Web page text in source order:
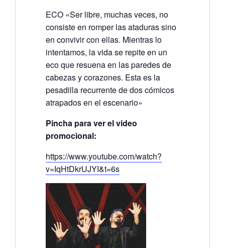
ECO «Ser libre, muchas veces, no
consiste en romper las ataduras sino
en convivir con ellas. Mientras lo
intentamos, la vida se repite en un
eco que resuena en las paredes de
cabezas y corazones. Esta es la
pesadilla recurrente de dos cómicos
atrapados en el escenario»
Pincha para ver el video
promocional:
https://www.youtube.com/watch?
v=IqHtDkrUJYI&t=6s